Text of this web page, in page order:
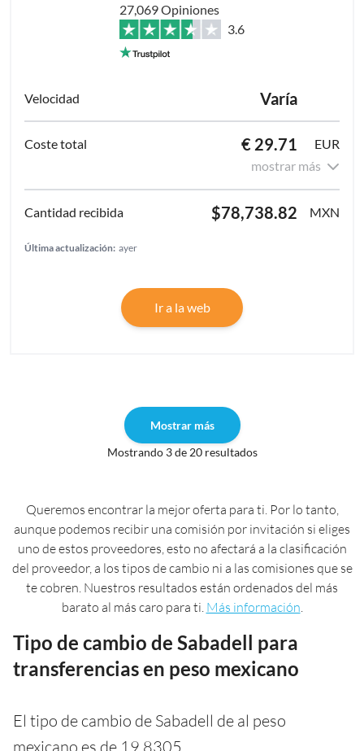
27,069 Opiniones
3.6
Varía
€ 29.71
EUR
mostrar más
$78,738.82 MXN
Última actualización: ayer
Ir a la web
Mostrar más
Mostrando 3 de 20 resultados
Queremos encontrar la mejor oferta para ti. Por lo tanto,
aunque podemos recibir una comisión por invitación si eliges
uno de estos proveedores, esto no afectará a la clasificación
del proveedor, a los tipos de cambio ni a las comisiones que se
te cobren. Nuestros resultados están ordenados del más
barato al más caro para ti. Más información
Tipo de cambio de Sabadell para
transferencias en peso mexicano
El tipo de cambio de Sabadell de al peso
mexicano es de 19,8305.